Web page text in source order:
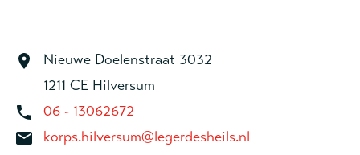
Nieuwe Doelenstraat 3032
1211 CE Hilversum
06 - 13062672
korps.hilversum@legerdesheils.nl